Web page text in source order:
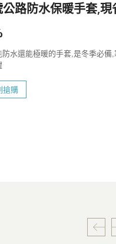
公路防水保暖手套,現
防水還能極暖的手套,是冬季必備
搶購